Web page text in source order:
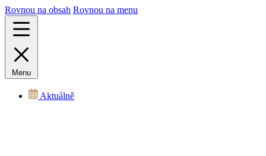
Rovnou na obsah Rovnou na menu
Menu
Aktuálně